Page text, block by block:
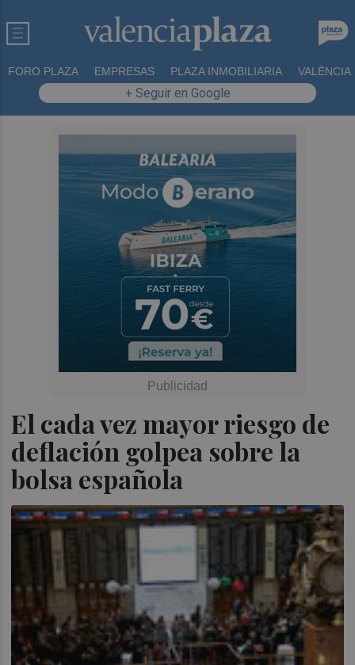
FORO PLAZA EMPRESAS PLAZA INMOBILIARIA VALÈNCIA
+ Seguir en Google
El cada vez mayor riesgo de
deflación golpea sobre la
bolsa española